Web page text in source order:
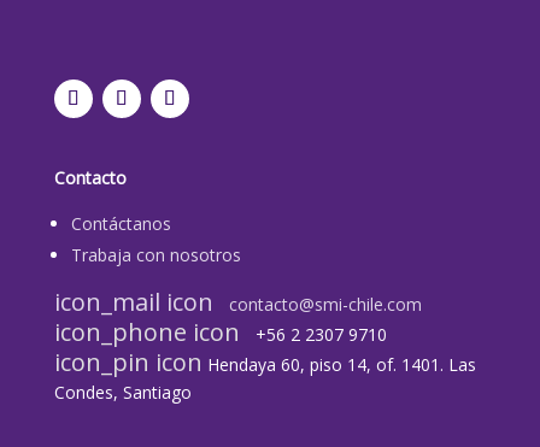
Contacto
Contáctanos
Trabaja con nosotros
icon_mail icon contacto@smi-chile.com
icon_phone icon +56 2 2307 9710​
icon_pin icon Hendaya 60, piso 14, of. 1401. Las
Condes, Santiago